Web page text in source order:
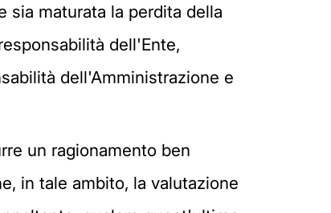
sia maturata la perdita della
dell'Ente,
dell'Amministrazione e
un ragionamento ben
in tale ambito, la valutazione